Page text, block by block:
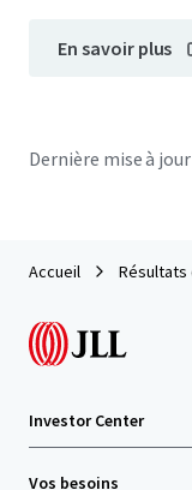
En savoir plus
Dernière mise à jour
Accueil Résultats
Investor Center
Vos besoins